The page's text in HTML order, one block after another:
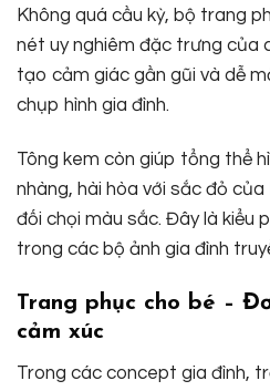
Không quá cầu kỳ, bộ trang
nét uy nghiêm đặc trưng của
tạo cảm giác gần gũi và dễ
chụp hình gia đình.
Tông kem còn giúp tổng thể
nhàng, hài hòa với sắc đỏ
đối chọi màu sắc. Đây là kiểu
trong các bộ ảnh gia đình
Trang phục cho bé –
cảm xúc
Trong các concept gia đình,